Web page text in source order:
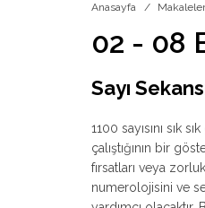
Anasayfa Makaleler
02 - 08
Sayı
1100 sayısını sık
çalıştığının bir
fırsatları veya
numerolojisini ve